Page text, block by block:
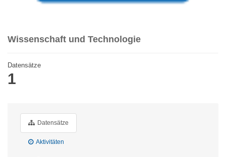
Wissenschaft und Technologie
Datensätze
1
Datensätze
Aktivitäten